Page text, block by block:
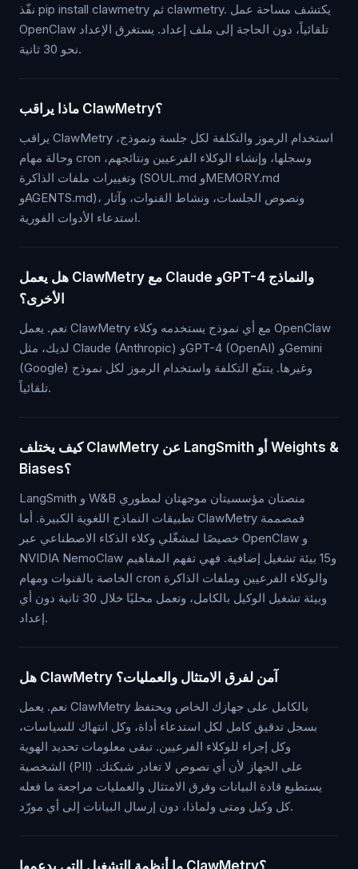
نفّذ pip install clawmetry ثم clawmetry. يكتشف مساحة عمل
OpenClaw تلقائياً، دون الحاجة إلى ملف إعداد. يستغرق الإعداد
نحو 30 ثانية.
ماذا يراقب ClawMetry؟
يراقب ClawMetry استخدام الرموز والتكلفة لكل جلسة ونموذج،
وحالة مهام cron وسجلها، وإنشاء الوكلاء الفرعيين ونتائجهم،
وتغييرات ملفات الذاكرة (SOUL.md وMEMORY.md
وAGENTS.md)، ونصوص الجلسات، ونشاط القنوات، وآثار
استدعاء الأدوات الفورية.
هل يعمل ClawMetry مع Claude وGPT-4 والنماذج
الأخرى؟
نعم. يعمل ClawMetry مع أي نموذج يستخدمه وكلاء OpenClaw
لديك، مثل Claude (Anthropic) وGPT-4 (OpenAI) وGemini
(Google) وغيرها. يتتبّع التكلفة واستخدام الرموز لكل نموذج
تلقائياً.
كيف يختلف ClawMetry عن LangSmith أو Weights &
Biases؟
LangSmith و W&B منصتان مؤسسيتان موجهتان لمطوري
تطبيقات النماذج اللغوية الكبيرة. أما ClawMetry فمصممة
خصيصًا لمشغّلي وكلاء الذكاء الاصطناعي عبر OpenClaw و
NVIDIA NemoClaw و15 بيئة تشغيل إضافية. فهي تفهم المفاهيم
الخاصة بالقنوات ومهام cron والوكلاء الفرعيين وملفات الذاكرة
وبيئة تشغيل الوكيل بالكامل، وتعمل محليًا خلال 30 ثانية دون أي
إعداد.
هل ClawMetry آمن لفرق الامتثال والعمليات؟
نعم. يعمل ClawMetry بالكامل على جهازك الخاص ويحتفظ
بسجل تدقيق كامل لكل استدعاء أداة، وكل انتهاك للسياسات،
وكل إجراء للوكلاء الفرعيين. تبقى معلومات تحديد الهوية
الشخصية (PII) على الجهاز لأن أي نصوص لا تغادر شبكتك.
يستطيع قادة البيانات وفرق الامتثال والعمليات مراجعة ما فعله
كل وكيل ومتى ولماذا، دون إرسال البيانات إلى أي مورّد.